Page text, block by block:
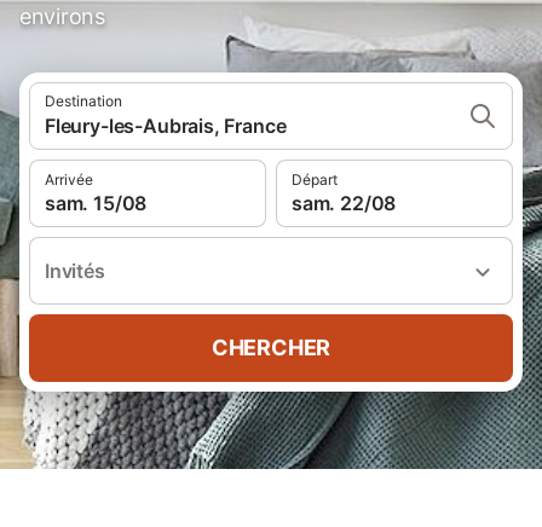
environs
Destination
Fleury-les-Aubrais, France
Arrivée
sam. 15/08
Départ
sam. 22/08
Invités
CHERCHER